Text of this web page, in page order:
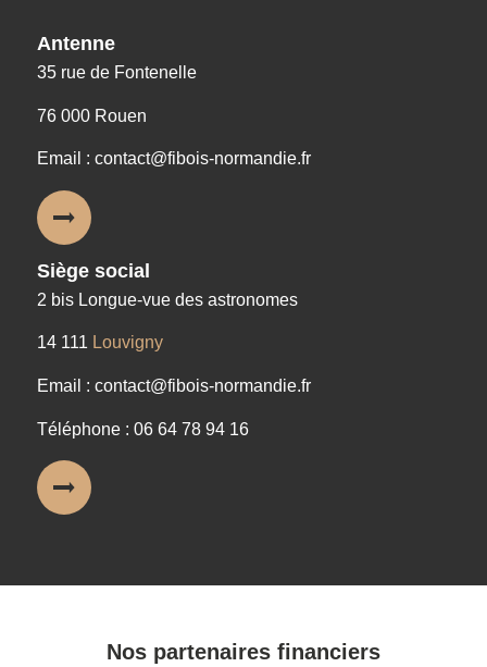
Antenne
35 rue de Fontenelle
76 000 Rouen
Email : contact@fibois-normandie.fr
Siège social
2 bis Longue-vue des astronomes
14 111 Louvigny
Email : contact@fibois-normandie.fr
Téléphone : 06 64 78 94 16
Nos partenaires financiers